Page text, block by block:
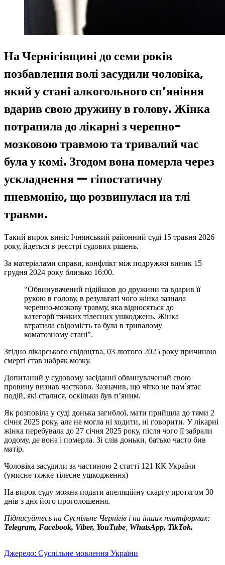
На Чернігівщині до семи років
позбавлення волі засудили чоловіка,
який у стані алкогольного сп’яніння
вдарив свою дружину в голову. Жінка
потрапила до лікарні з черепно-
мозковою травмою та тривалий час
була у комі. Згодом вона померла через
ускладнення — гіпостатичну
пневмонію, що розвинулася на тлі
травми.
Такий вирок виніс Ічнянський районний суді 15 травня 2026
року, йдеться в реєстрі судових рішень.
За матеріалами справи, конфлікт між подружжя виник 15
грудня 2024 року близько 16:00.
“Обвинувачений підійшов до дружини та вдарив її
рукою в голову, в результаті чого жінка зазнала
черепно-мозкову травму, яка відносяться до
категорії тяжких тілесних ушкоджень. Жінка
втратила свідомість та була в тривалому
коматозному стані”.
Згідно лікарського свідоцтва, 03 лютого 2025 року причиною
смерті став набряк мозку.
Допитаний у судовому засіданні обвинувачений свою
провину визнав частково. Зазначив, що чітко не пам`ятає
подій, які сталися, оскільки був п’яним.
Як розповіла у суді донька загиблої, мати прийшла до тями 2
січня 2025 року, але не могла ні ходити, ні говорити. У лікарні
жінка перебувала до 27 січня 2025 року, після чого її забрали
додому, де вона і померла. Зі слів доньки, батько часто бив
матір.
Чоловіка засудили за частиною 2 статті 121 КК України
(умисне тяжке тілесне ушкодження)
На вирок суду можна подати апеляційну скаргу протягом 30
днів з дня його проголошення.
Підписуйтесь на Суспільне Чернігів і на інших платформах:
Telegram, Facebook, Viber, YouTube WhatsApp, TikTok.
Джерело: Суспільне мовлення України